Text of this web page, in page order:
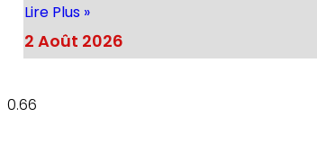
Lire Plus »
2 Août 2026